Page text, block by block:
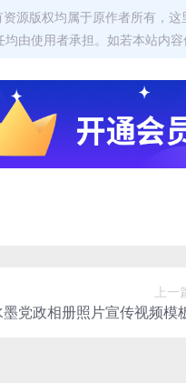
源版权均属于原作者所有，
由使用者承担。如若本站内
上一
党政相册照片宣传视频模